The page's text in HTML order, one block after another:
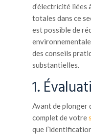
d’électricité liées
totales dans ce
est possible de
des conseils
substantielles.
1.
Avant de plonger
complet de votre
que